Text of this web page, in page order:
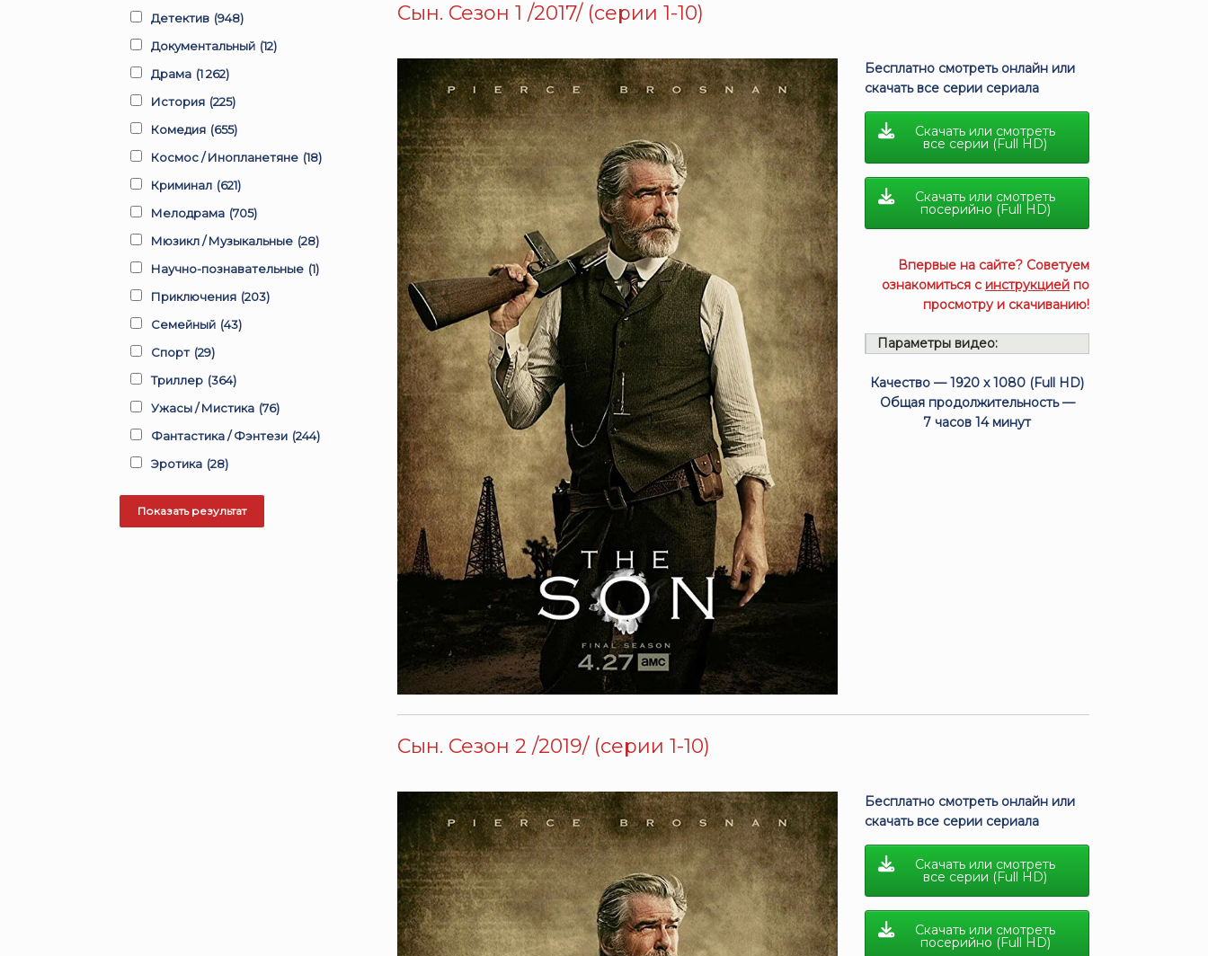
Сын. Сезон 1 /2017/ (серии 1-10)
Бесплатно смотреть онлайн или
скачать все серии сериала
Скачать или смотреть
все серии (Full HD)
Скачать или смотреть
посерийно (Full HD)
Впервые на сайте? Советуем
ознакомиться с инструкцией по
просмотру и скачиванию!
Параметры видео:
Качество — 1920 x 1080 (Full HD)
Общая продолжительность —
7 часов 14 минут
Сын. Сезон 2 /2019/ (серии 1-10)
Бесплатно смотреть онлайн или
скачать все серии сериала
Скачать или смотреть
все серии (Full HD)
Скачать или смотреть
посерийно (Full HD)
Детектив (948)
Документальный (12)
Драма (1 262)
История (225)
Комедия (655)
Космос / Инопланетяне (18)
Криминал (621)
Мелодрама (705)
Мюзикл / Музыкальные (28)
Научно-познавательные (1)
Приключения (203)
Семейный (43)
Спорт (29)
Триллер (364)
Ужасы / Мистика (76)
Фантастика / Фэнтези (244)
Эротика (28)